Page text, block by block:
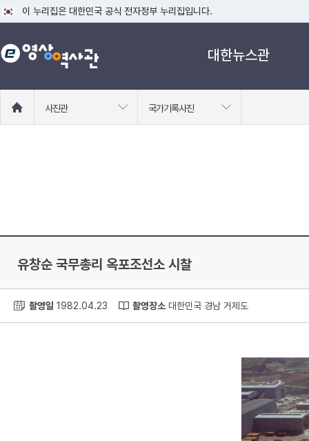
이 누리집은 대한민국 공식 전자정부 누리집입니다.
공식 누리집 주소 확인하기
go.kr 주소를 사용하는 누리집은 대한민국 정부기관이 관리하는 누리집입니
대한뉴스관
로
사진관 국가기록사진
유창순 국무총리 옥포조선소 시찰
촬영일 1982.04.23 촬영장소 대한민국 경남 거제도